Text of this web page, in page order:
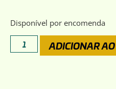
Disponível por encomenda
ADICIONAR